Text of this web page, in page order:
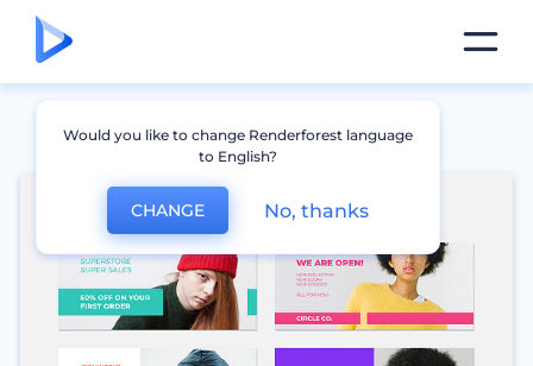
Would you like to change Renderforest language
to English?
CHANGE No, thanks